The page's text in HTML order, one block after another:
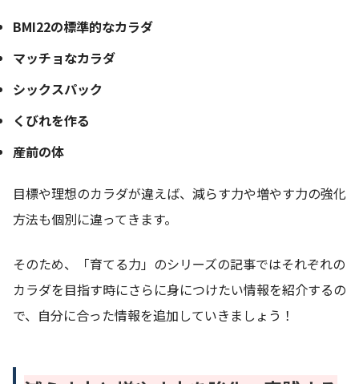
BMI22の標準的なカラダ
マッチョなカラダ
シックスパック
くびれを作る
産前の体
目標や理想のカラダが違えば、減らす力や増やす力の強化
方法も個別に違ってきます。
そのため、「育てる力」のシリーズの記事ではそれぞれの
カラダを目指す時にさらに身につけたい情報を紹介するの
で、自分に合った情報を追加していきましょう！